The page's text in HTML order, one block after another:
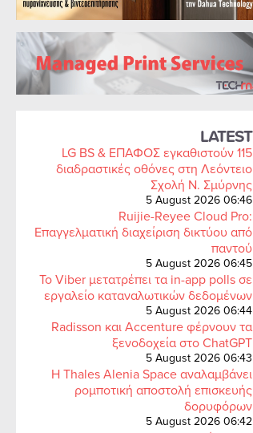
LATEST
LG BS & ΕΠΑΦΟΣ εγκαθιστούν 115
διαδραστικές οθόνες στη Λεόντειο
Σχολή Ν. Σμύρνης
5 August 2026 06:46
Ruijie-Reyee Cloud Pro:
Επαγγελματική διαχείριση δικτύου από
παντού
5 August 2026 06:45
Το Viber μετατρέπει τα in-app polls σε
εργαλείο καταναλωτικών δεδομένων
5 August 2026 06:44
Radisson και Accenture φέρνουν τα
ξενοδοχεία στο ChatGPT
5 August 2026 06:43
Η Thales Alenia Space αναλαμβάνει
ρομποτική αποστολή επισκευής
δορυφόρων
5 August 2026 06:42